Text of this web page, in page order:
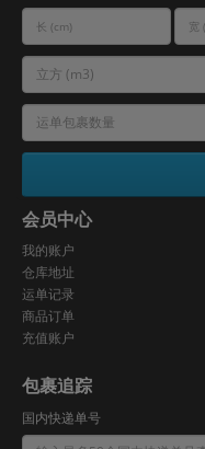
会员中心
我的账户
仓库地址
运单记录
商品订单
充值账户
包裹追踪
国内快递单号